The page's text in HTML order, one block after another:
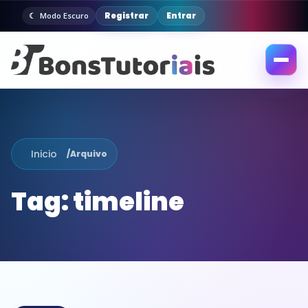
Modo Escuro Registrar Entrar
Abrir
Inicio /Arquivo
Tag:timeline